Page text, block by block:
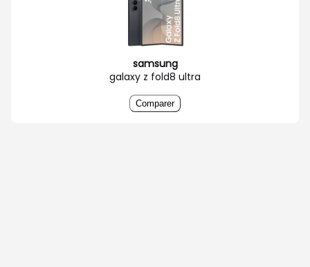
samsung
galaxy z fold8 ultra
Comparer